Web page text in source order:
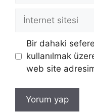
İnternet
sitesi
Bir dahaki
kullanılmak
web site